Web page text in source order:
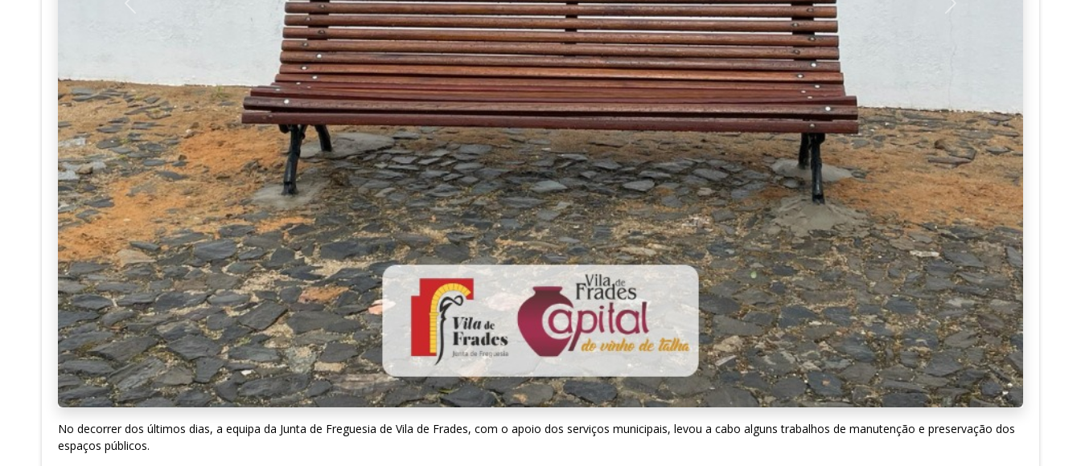
Seguinte
No decorrer dos últimos dias, a equipa da Junta de Freguesia de Vila de Frades, com o apoio dos serviços municipais, levou a cabo alguns trabalhos de manutenção e preservação dos
espaços públicos.